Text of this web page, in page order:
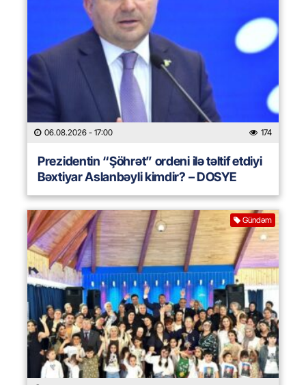
06.08.2026 - 17:00 174
Prezidentin “Şöhrət” ordeni ilə təltif etdiyi
Bəxtiyar Aslanbəyli kimdir? – DOSYE
Gündəm